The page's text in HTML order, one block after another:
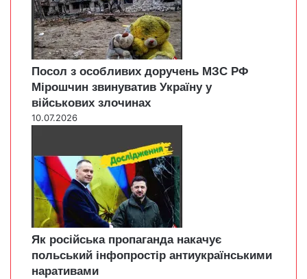
Посол з особливих доручень МЗС РФ
Мірошчин звинуватив Україну у
військових злочинах
10.07.2026
Як російська пропаганда накачує
польський інфопростір антиукраїнськими
наративами